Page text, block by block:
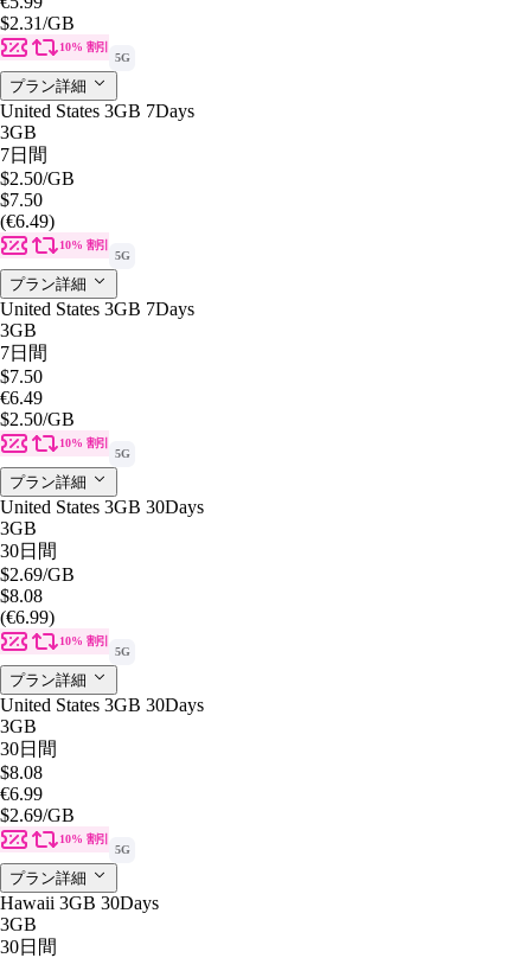
$2.31/GB
10% 割引
5G
プラン詳細
United States 3GB 7Days
3GB
7日間
$2.50/GB
$7.50
(€6.49)
10% 割引
5G
プラン詳細
United States 3GB 7Days
3GB
7日間
$7.50
€6.49
$2.50/GB
10% 割引
5G
プラン詳細
United States 3GB 30Days
3GB
30日間
$2.69/GB
$8.08
(€6.99)
10% 割引
5G
プラン詳細
United States 3GB 30Days
3GB
30日間
$8.08
€6.99
$2.69/GB
10% 割引
5G
プラン詳細
Hawaii 3GB 30Days
3GB
30日間